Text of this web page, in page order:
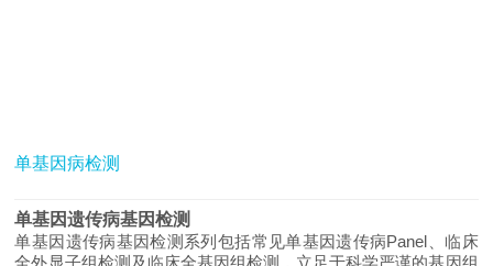
单基因病检测
单基因遗传病基因检测
单基因遗传病基因检测系列包括常见单基因遗传病Panel、临床